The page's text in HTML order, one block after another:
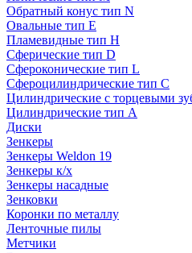
Обратный конус тип N
Овальные тип E
Пламевидные тип H
Сферические тип D
Сфероконические тип L
Сфероцилиндрические тип C
Цилиндрические с торцевыми
Цилиндрические тип А
Диски
Зенкеры
Зенкеры Weldon 19
Зенкеры к/х
Зенкеры насадные
Зенковки
Коронки по металлу
Ленточные пилы
Метчики